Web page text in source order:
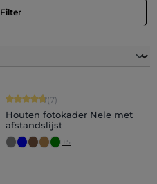
Filter
Gemiddelde score van 4.71 op 5
(7)
Houten fotokader Nele met
afstandslijst
+5